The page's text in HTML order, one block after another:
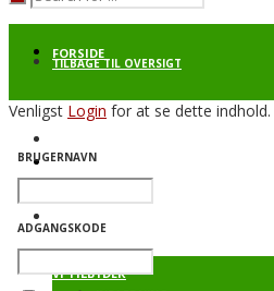
FORSIDE
PROFIL
VI TILBYDER
TILBAGE TIL OVERSIGT
Venligst Login for at se dette indhold.
BRUGERNAVN
ADGANGSKODE